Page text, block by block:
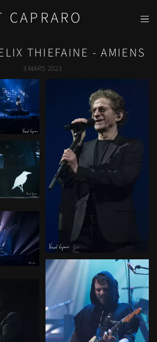
CAPRARO
THIEFAINE - AMIENS
3 MARS 2023